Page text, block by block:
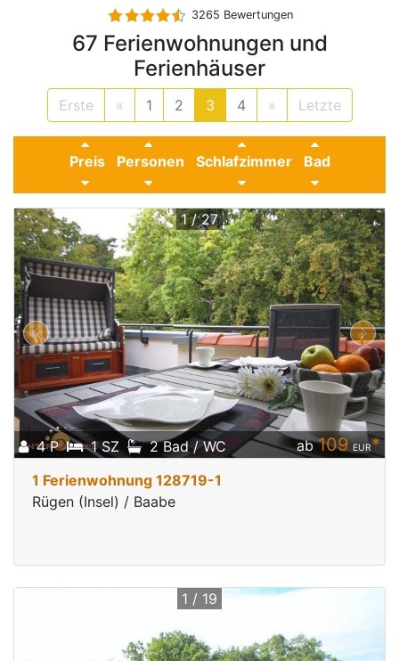
3265 Bewertungen
67 Ferienwohnungen und
Ferienhäuser
Erste « 1 2 3 4 » Letzte
Preis Personen Schlafzimmer Bad
4 P 1 SZ 2 Bad / WC ab109 EUR*
1 / 27
1 Ferienwohnung 128719-1
Rügen (Insel) / Baabe
1 / 19